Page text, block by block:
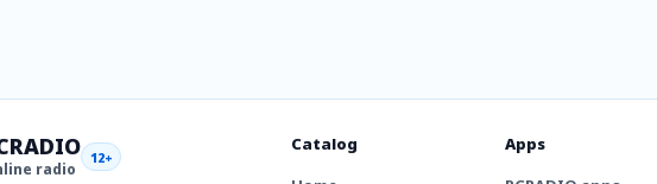
radio
12+
Catalog
Apps